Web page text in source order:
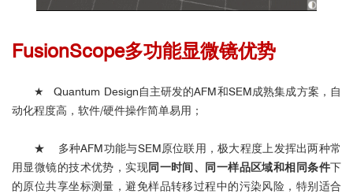
FusionScope多功能显微镜优势
★ Quantum Design自主研发的AFM和SEM成熟集成方案，自
动化程度高，软件/硬件操作简单易用；
★ 多种AFM功能与SEM原位联用，极大程度上发挥出两种常
用显微镜的技术优势，实现同一时间、同一样品区域和相同条件下
的原位共享坐标测量，避免样品转移过程中的污染风险，特别适合